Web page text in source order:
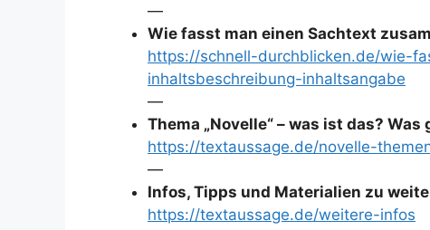
—
Wie fasst man einen Sachtext
https://schnell-durchblicken.de/wie-
inhaltsbeschreibung-inhaltsangabe
—
Thema „Novelle“ – was ist das? Was
https://textaussage.de/novelle-
—
Infos, Tipps und Materialien zu
https://textaussage.de/weitere-infos